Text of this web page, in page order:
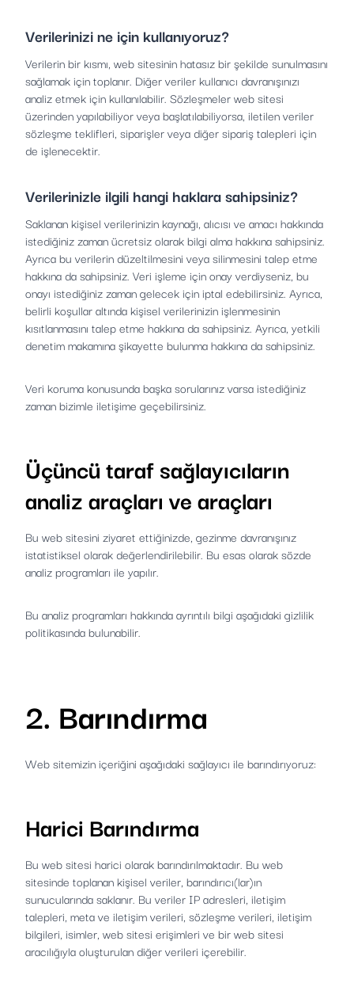
Verilerinizi ne için kullanıyoruz?
Verilerin bir kısmı, web sitesinin hatasız bir şekilde sunulmasını
sağlamak için toplanır. Diğer veriler kullanıcı davranışınızı
analiz etmek için kullanılabilir. Sözleşmeler web sitesi
üzerinden yapılabiliyor veya başlatılabiliyorsa, iletilen veriler
sözleşme teklifleri, siparişler veya diğer sipariş talepleri için
de işlenecektir.
Verilerinizle ilgili hangi haklara sahipsiniz?
Saklanan kişisel verilerinizin kaynağı, alıcısı ve amacı hakkında
istediğiniz zaman ücretsiz olarak bilgi alma hakkına sahipsiniz.
Ayrıca bu verilerin düzeltilmesini veya silinmesini talep etme
hakkına da sahipsiniz. Veri işleme için onay verdiyseniz, bu
onayı istediğiniz zaman gelecek için iptal edebilirsiniz. Ayrıca,
belirli koşullar altında kişisel verilerinizin işlenmesinin
kısıtlanmasını talep etme hakkına da sahipsiniz. Ayrıca, yetkili
denetim makamına şikayette bulunma hakkına da sahipsiniz.
Veri koruma konusunda başka sorularınız varsa istediğiniz
zaman bizimle iletişime geçebilirsiniz.
Üçüncü taraf sağlayıcıların
analiz araçları ve araçları
Bu web sitesini ziyaret ettiğinizde, gezinme davranışınız
istatistiksel olarak değerlendirilebilir. Bu esas olarak sözde
analiz programları ile yapılır.
Bu analiz programları hakkında ayrıntılı bilgi aşağıdaki gizlilik
politikasında bulunabilir.
2. Barındırma
Web sitemizin içeriğini aşağıdaki sağlayıcı ile barındırıyoruz:
Harici Barındırma
Bu web sitesi harici olarak barındırılmaktadır. Bu web
sitesinde toplanan kişisel veriler, barındırıcı(lar)ın
sunucularında saklanır. Bu veriler IP adresleri, iletişim
talepleri, meta ve iletişim verileri, sözleşme verileri, iletişim
bilgileri, isimler, web sitesi erişimleri ve bir web sitesi
aracılığıyla oluşturulan diğer verileri içerebilir.